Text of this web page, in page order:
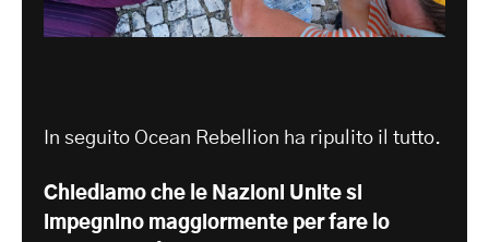
In seguito Ocean Rebellion ha ripulito il tutto.
Chiediamo che le Nazioni Unite si
impegnino maggiormente per fare lo